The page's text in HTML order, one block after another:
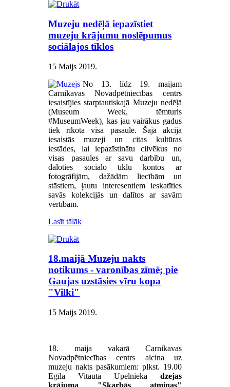
Muzeju nedēļā iepazīstiet
muzeju krājumu noslēpumus
sociālajos tīklos
15 Maijs 2019.
No 13. līdz 19. maijam
Carnikavas Novadpētniecības centrs
iesaistījies starptautiskajā Muzeju nedēļā
(Museum Week, tēmturis
#MuseumWeek), kas jau vairākus gadus
tiek rīkota visā pasaulē. Šajā akcijā
iesaistās muzeji un citas kultūras
iestādes, lai iepazīstinātu cilvēkus no
visas pasaules ar savu darbību un,
daloties sociālo tīklu kontos ar
fotogrāfijām, dažādām liecībām un
stāstiem, ļautu interesentiem ieskatīties
savās kolekcijās un dalītos ar savām
vērtībām.
Lasīt tālāk
18.maijā Muzeju nakts
notikums - varonības zīmē; pie
Gaujas uzstāsies vīru kopa
"Vilki"
15 Maijs 2019.
18. maija vakarā Carnikavas
Novadpētniecības centrs aicina uz
muzeju nakts pasākumiem: plkst. 19.00
Egīla Vitauta Upelnieka dzejas
krājuma "Skarbās atmiņas"